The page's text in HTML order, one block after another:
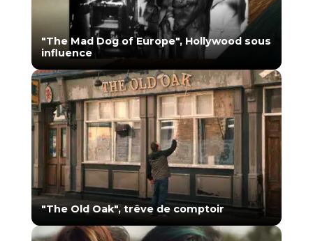
"The Mad Dog of Europe", Hollywood sous
influence
"The Old Oak", trêve de comptoir